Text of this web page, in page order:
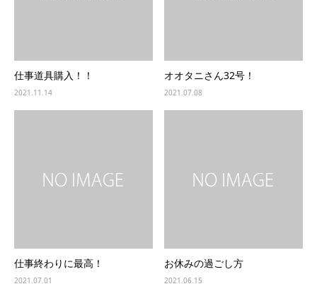
仕事道具購入！！
2021.11.14
オオタニさん32号！
2021.07.08
仕事終わりに最高！
2021.07.01
お休みの過ごし方
2021.06.15